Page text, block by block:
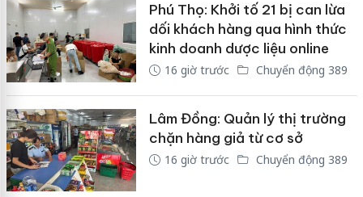
Phú Thọ: Khởi tố 21 bị can lừa
dối khách hàng qua hình thức
kinh doanh dược liệu online
16 giờ trước Chuyển động 389
Lâm Đồng: Quản lý thị trường
chặn hàng giả từ cơ sở
16 giờ trước Chuyển động 389